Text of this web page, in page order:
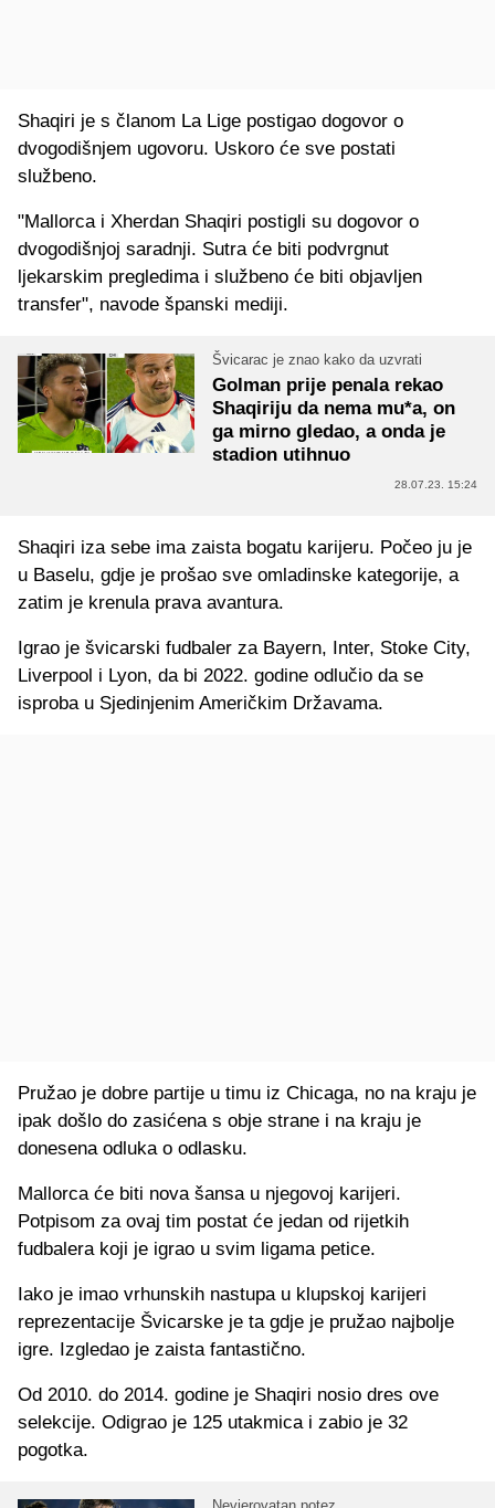
Shaqiri je s članom La Lige postigao dogovor o
dvogodišnjem ugovoru. Uskoro će sve postati
službeno.
"Mallorca i Xherdan Shaqiri postigli su dogovor o
dvogodišnjoj saradnji. Sutra će biti podvrgnut
ljekarskim pregledima i službeno će biti objavljen
transfer", navode španski mediji.
Švicarac je znao kako da uzvrati
Golman prije penala rekao
Shaqiriju da nema mu*a, on
ga mirno gledao, a onda je
stadion utihnuo
28.07.23. 15:24
Shaqiri iza sebe ima zaista bogatu karijeru. Počeo ju je
u Baselu, gdje je prošao sve omladinske kategorije, a
zatim je krenula prava avantura.
Igrao je švicarski fudbaler za Bayern, Inter, Stoke City,
Liverpool i Lyon, da bi 2022. godine odlučio da se
isproba u Sjedinjenim Američkim Državama.
Pružao je dobre partije u timu iz Chicaga, no na kraju je
ipak došlo do zasićena s obje strane i na kraju je
donesena odluka o odlasku.
Mallorca će biti nova šansa u njegovoj karijeri.
Potpisom za ovaj tim postat će jedan od rijetkih
fudbalera koji je igrao u svim ligama petice.
Iako je imao vrhunskih nastupa u klupskoj karijeri
reprezentacije Švicarske je ta gdje je pružao najbolje
igre. Izgledao je zaista fantastično.
Od 2010. do 2014. godine je Shaqiri nosio dres ove
selekcije. Odigrao je 125 utakmica i zabio je 32
pogotka.